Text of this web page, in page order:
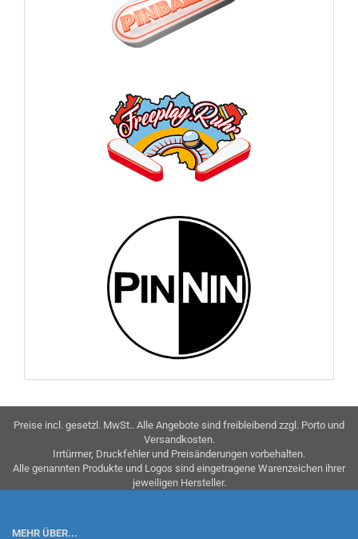
Preise incl. gesetzl. MwSt.. Alle Angebote sind freibleibend zzgl. Porto und
Versandkosten.
Irrtürmer, Druckfehler und Preisänderungen vorbehalten.
Alle genannten Produkte und Logos sind eingetragene Warenzeichen ihrer
jeweiligen Hersteller.
MEHR ÜBER...